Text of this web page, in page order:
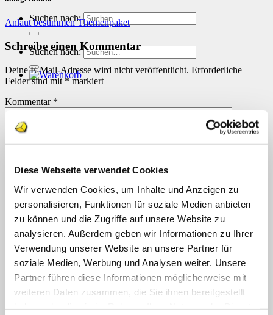
Diese Webseite verwendet Cookies
Wir verwenden Cookies, um Inhalte und Anzeigen zu
personalisieren, Funktionen für soziale Medien anbieten
zu können und die Zugriffe auf unsere Website zu
analysieren. Außerdem geben wir Informationen zu Ihrer
Verwendung unserer Website an unsere Partner für
soziale Medien, Werbung und Analysen weiter. Unsere
Partner führen diese Informationen möglicherweise mit
weiteren Daten zusammen, die Sie ihnen bereitgestellt
Suchen nach:
Suchen nach:
Anlaut bestimmen Themenpaket
Schreibe einen Kommentar
Deine E-Mail-Adresse wird nicht veröffentlicht. Erforderliche
Felder sind mit*markiert
Kommentar *
Name*
E-Mail-Adresse*
Website
Name, E-Mail-Adresse und Website in diesem Browser für
meinen nächsten Kommentar speichern.